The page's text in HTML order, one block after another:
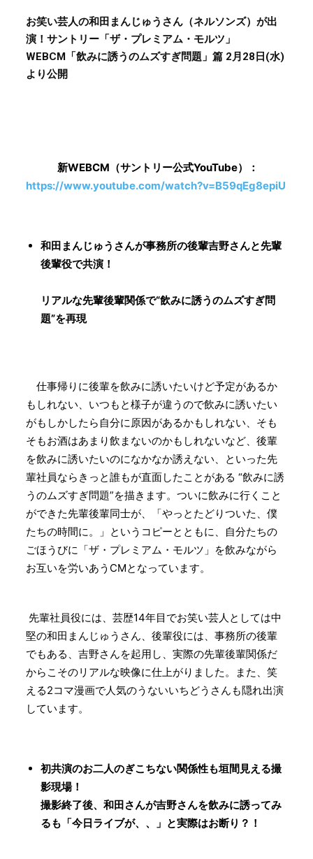
お笑い芸人の和田まんじゅうさん（ネルソンズ）が出
演！サントリー「ザ・プレミアム・モルツ」
WEBCM「飲みに誘うのムズすぎ問題」篇 2月28日(水)
より公開
新WEBCM（サントリー公式YouTube）：
https://www.youtube.com/watch?v=B59qEg8epiU
和田まんじゅうさんが事務所の後輩吉野さんと先輩
後輩役で共演！
リアルな先輩後輩関係で“飲みに誘うのムズすぎ問
題”を再現
仕事帰りに後輩を飲みに誘いたいけど予定があるか
もしれない、いつもと様子が違うので飲みに誘いたい
がもしかしたら自分に原因があるかもしれない、そも
そもお酒はあまり飲まないのかもしれないなど、後輩
を飲みに誘いたいのになかなか誘えない、といった先
輩社員ならきっと誰もが直面したことがある “飲みに誘
うのムズすぎ問題”を描きます。ついに飲みに行くこと
ができた先輩後輩同士が、「やっとたどりついた、僕
たちの時間に。」というコピーとともに、自分たちの
ごほうびに「ザ・プレミアム・モルツ」を飲みながら
お互いを労いあうCMとなっています。
先輩社員役には、芸歴14年目でお笑い芸人としては中
堅の和田まんじゅうさん、後輩役には、事務所の後輩
でもある、吉野さんを起用し、実際の先輩後輩関係だ
からこそのリアルな映像に仕上がりました。また、笑
える2コマ漫画で人気のうないいちどうさんも隠れ出演
しています。
初共演のお二人のぎこちない関係性も垣間見える撮
影現場！
撮影終了後、和田さんが吉野さんを飲みに誘ってみ
るも「今日ライブが、、」と実際はお断り？！